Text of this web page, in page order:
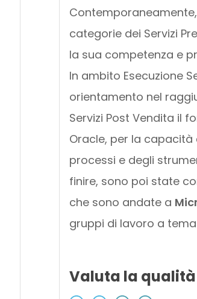
categorie dei Servizi
la sua competenza e
In ambito Esecuzione
orientamento nel
Servizi Post Vendita il
Oracle, per la
processi e degli
finire, sono poi state
che sono andate a
gruppi di lavoro a tema
Valuta la